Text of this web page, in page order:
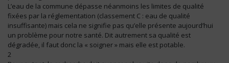
L’eau de la commune dépasse néanmoins les limites de qualité
fixées par la réglementation (classement C : eau de qualité
insuffisante) mais cela ne signifie pas qu’elle présente aujourd’hui
un problème pour notre santé. Dit autrement sa qualité est
dégradée, il faut donc la « soigner » mais elle est potable.
2